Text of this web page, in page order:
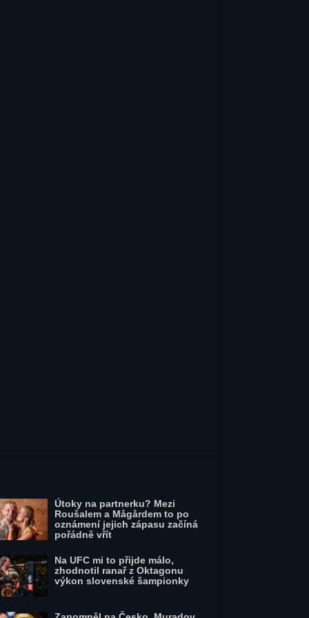
Útoky na partnerku? Mezi
Roušalem a Mågårdem to po
oznámení jejich zápasu začíná
pořádně vřít
Na UFC mi to přijde málo,
zhodnotil ranař z Oktagonu
výkon slovenské šampionky